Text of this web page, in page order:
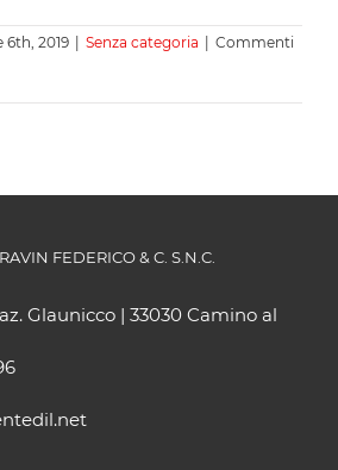
2019 Senza categoria
Commenti
FEDERICO & C. S.N.C.
Glaunicco | 33030 Camino al